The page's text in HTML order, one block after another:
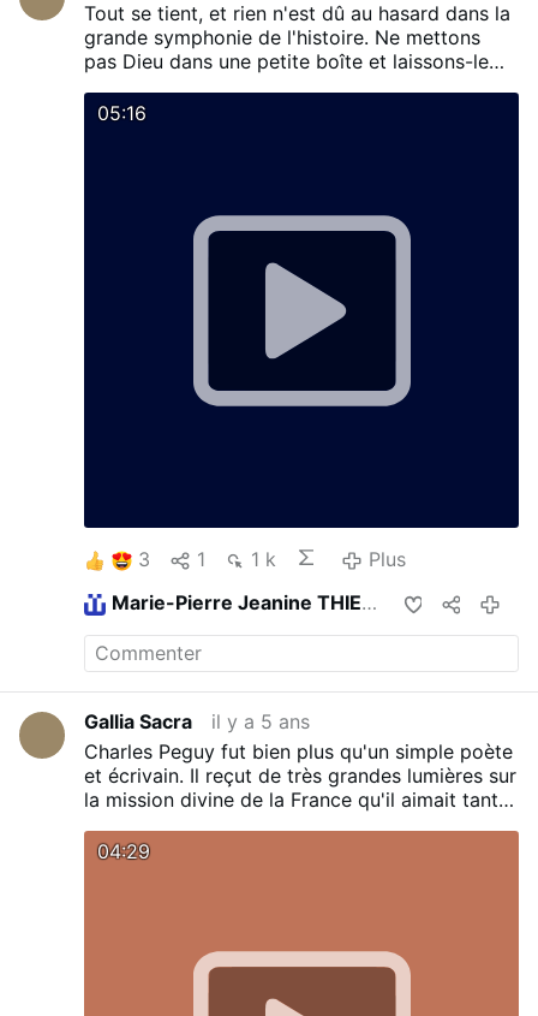
Tout se tient, et rien n'est dû au hasard dans la
grande symphonie de l'histoire. Ne mettons
pas Dieu dans une petite boîte et laissons-le
144 de sainte Thérèse à Céline :
05:16
3 1 1 k
Plus
Marie-Pierre Jeanine THIERY
partage ceci
Gallia Sacra
il y a 5 ans
Charles Peguy fut bien plus qu'un simple poète
et écrivain. Il reçut de très grandes lumières sur
la mission divine de la France qu'il aimait tant,
bataille en 1914. Le Mystère des saints
04:29